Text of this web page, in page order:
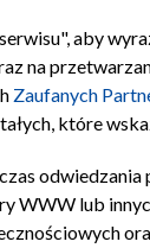
Regulamin
aby
na
Zaufanych
które
odwiedzania
WWW lub